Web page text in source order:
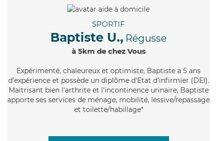
SPORTIF
Baptiste U., Régusse
à 5km de chez Vous
Expérimenté, chaleureux et optimiste, Baptiste a 5 ans
d'expérience et possède un diplôme d'Etat d'infirmier (DEI).
Maitrisant bien l'arthrite et l'incontinence urinaire, Baptiste
apporte ses services de ménage, mobilité, lessive/repassage
et toilette/habillage*